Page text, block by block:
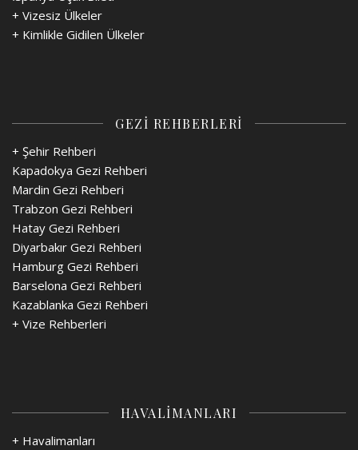
+ Vizesiz Ülkeler
+ Kimlikle Gidilen Ülkeler
GEZİ REHBERLERİ
+ Şehir Rehberi
Kapadokya Gezi Rehberi
Mardin Gezi Rehberi
Trabzon Gezi Rehberi
Hatay Gezi Rehberi
Diyarbakır Gezi Rehberi
Hamburg Gezi Rehberi
Barselona Gezi Rehberi
Kazablanka Gezi Rehberi
+ Vize Rehberleri
HAVALİMANLARI
+ Havalimanları